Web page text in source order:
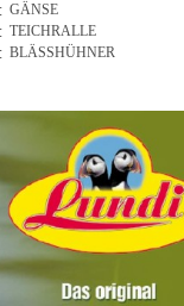
GÄNSE
TEICHRALLE
BLÄSSHÜHNER